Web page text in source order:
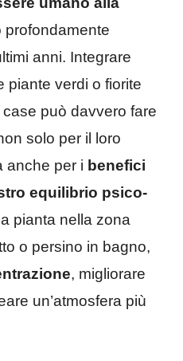
profondamente
anni. Integrare
piante verdi o fiorite
case può davvero fare
solo per il loro
anche per i benefici
equilibrio psico-
pianta nella zona
o persino in bagno,
, migliorare
un’atmosfera più